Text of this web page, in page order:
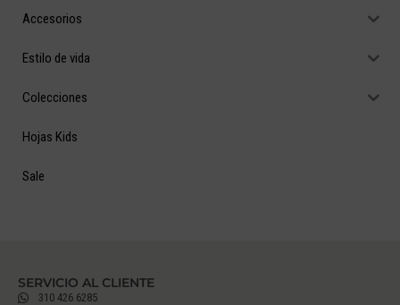
Accesorios
Estilo de vida
Colecciones
Hojas Kids
Sale
SERVICIO AL CLIENTE
310 426 6285